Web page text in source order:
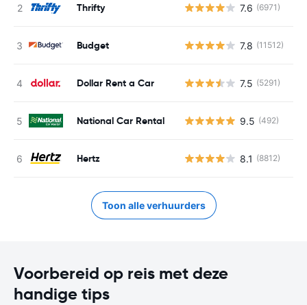
Thrifty 7.6 (6971)
Budget 7.8 (11512)
Dollar Rent a Car 7.5 (5291)
National Car Rental 9.5 (492)
Hertz 8.1 (8812)
Toon alle verhuurders
Voorbereid op reis met deze
handige tips